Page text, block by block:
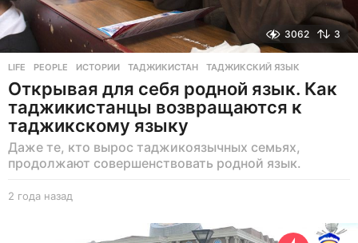
3062 3
LIFE ,PEOPLE ИСТОРИИ ,ТАДЖИКИСТАН ,ТАДЖИКСКИЙ ЯЗЫК
Открывая для себя родной язык. Как
таджикистанцы возвращаются к
таджикскому языку
Даже те, кто вырос таджикоязычных семьях,
продолжают совершенствовать родной язык.
2 года назад